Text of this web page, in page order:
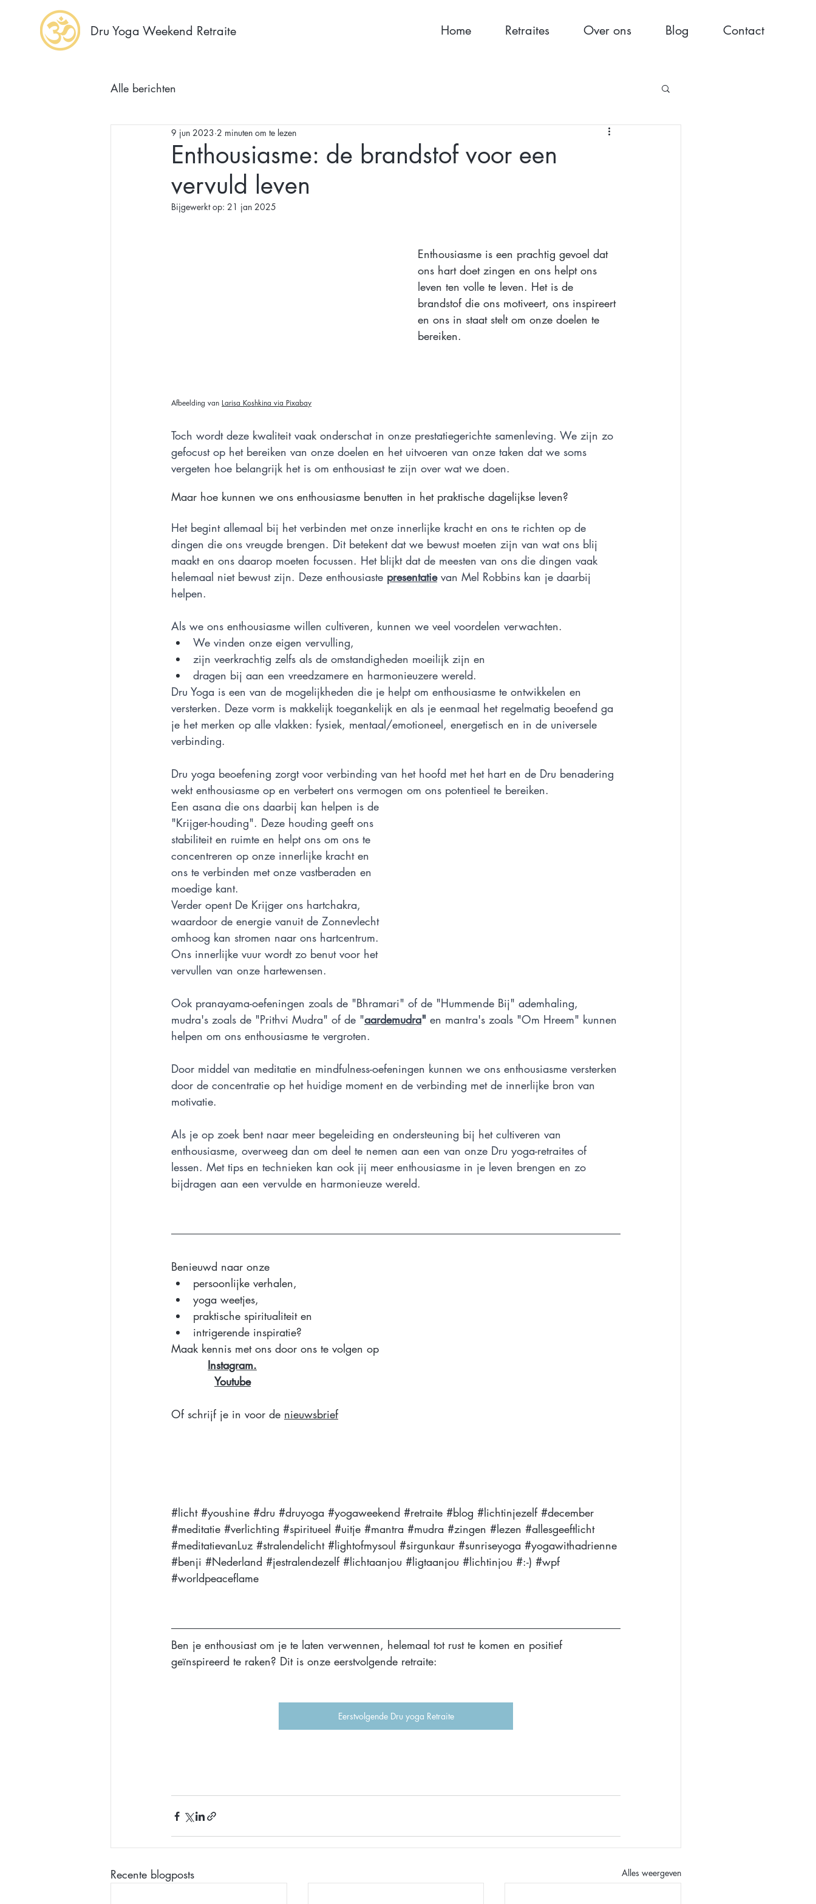
Dru Yoga Weekend Retraite Home Retraites Over ons Blog Contact
Alle berichten
Enthousiasme: de brandstof voor een
vervuld leven
9 jun 2023 2 minuten om te lezen
Bijgewerkt op: 21 jan 2025
Enthousiasme is een prachtig gevoel dat
ons hart doet zingen en ons helpt ons
leven ten volle te leven. Het is de
brandstof die ons motiveert, ons inspireert
en ons in staat stelt om onze doelen te
bereiken.
Afbeelding van Larisa Koshkina via Pixabay
Toch wordt deze kwaliteit vaak onderschat in onze prestatiegerichte samenleving. We zijn zo
gefocust op het bereiken van onze doelen en het uitvoeren van onze taken dat we soms
vergeten hoe belangrijk het is om enthousiast te zijn over wat we doen.
Maar hoe kunnen we ons enthousiasme benutten in het praktische dagelijkse leven?
Het begint allemaal bij het verbinden met onze innerlijke kracht en ons te richten op de
dingen die ons vreugde brengen. Dit betekent dat we bewust moeten zijn van wat ons blij
maakt en ons daarop moeten focussen. Het blijkt dat de meesten van ons die dingen vaak
helemaal niet bewust zijn. Deze enthousiaste presentatie van Mel Robbins kan je daarbij
helpen.
Als we ons enthousiasme willen cultiveren, kunnen we veel voordelen verwachten.
We vinden onze eigen vervulling,
zijn veerkrachtig zelfs als de omstandigheden moeilijk zijn en
dragen bij aan een vreedzamere en harmonieuzere wereld.
Dru Yoga is een van de mogelijkheden die je helpt om enthousiasme te ontwikkelen en
versterken. Deze vorm is makkelijk toegankelijk en als je eenmaal het regelmatig beoefend ga
je het merken op alle vlakken: fysiek, mentaal/emotioneel, energetisch en in de universele
verbinding.
Dru yoga beoefening zorgt voor verbinding van het hoofd met het hart en de Dru benadering
wekt enthousiasme op en verbetert ons vermogen om ons potentieel te bereiken.
Een asana die ons daarbij kan helpen is de
"Krijger-houding". Deze houding geeft ons
stabiliteit en ruimte en helpt ons om ons te
concentreren op onze innerlijke kracht en
ons te verbinden met onze vastberaden en
moedige kant.
Verder opent De Krijger ons hartchakra,
waardoor de energie vanuit de Zonnevlecht
omhoog kan stromen naar ons hartcentrum.
Ons innerlijke vuur wordt zo benut voor het
vervullen van onze hartewensen.
Ook pranayama-oefeningen zoals de "Bhramari" of de "Hummende Bij" ademhaling,
mudra's zoals de "Prithvi Mudra" of de "aardemudra" en mantra's zoals "Om Hreem" kunnen
helpen om ons enthousiasme te vergroten.
Door middel van meditatie en mindfulness-oefeningen kunnen we ons enthousiasme versterken
door de concentratie op het huidige moment en de verbinding met de innerlijke bron van
motivatie.
Als je op zoek bent naar meer begeleiding en ondersteuning bij het cultiveren van
enthousiasme, overweeg dan om deel te nemen aan een van onze Dru yoga-retraites of
lessen. Met tips en technieken kan ook jij meer enthousiasme in je leven brengen en zo
bijdragen aan een vervulde en harmonieuze wereld.
Benieuwd naar onze
persoonlijke verhalen,
yoga weetjes,
praktische spiritualiteit en
intrigerende inspiratie?
Maak kennis met ons door ons te volgen op
Instagram.
Youtube
Of schrijf je in voor de nieuwsbrief
#licht #youshine #dru #druyoga #yogaweekend #retraite #blog #lichtinjezelf #december
#meditatie #verlichting #spiritueel #uitje #mantra #mudra #zingen #lezen #allesgeeftlicht
#meditatievanLuz #stralendelicht #lightofmysoul #sirgunkaur #sunriseyoga #yogawithadrienne
#benji #Nederland #jestralendezelf #lichtaanjou #ligtaanjou #lichtinjou #:-) #wpf
#worldpeaceflame
Ben je enthousiast om je te laten verwennen, helemaal tot rust te komen en positief
geïnspireerd te raken? Dit is onze eerstvolgende retraite:
Eerstvolgende Dru yoga Retraite
Recente blogposts Alles weergeven